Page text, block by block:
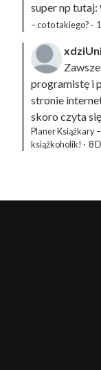
super np tutaj:
– co to takiego? ·
programistę i
stronie
skoro czyta
Planer Książkary
książkoholik! · 8